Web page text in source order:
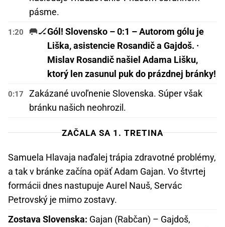
pásme.
1:20 🥅🏒Gól! Slovensko – 0:1 – Autorom gólu je
Liška, asistencie Rosandič a Gajdoš. ·
Mislav Rosandič našiel Adama Lišku,
ktorý len zasunul puk do prázdnej bránky!
0:17
Zakázané uvoľnenie Slovenska. Súper však
bránku našich neohrozil.
ZAČALA SA 1. TRETINA
Samuela Hlavaja naďalej trápia zdravotné problémy,
a tak v bránke začína opäť Adam Gajan. Vo štvrtej
formácii dnes nastupuje Aurel Nauš, Servác
Petrovský je mimo zostavy.
Zostava Slovenska: Gajan (Rabčan) – Gajdoš,